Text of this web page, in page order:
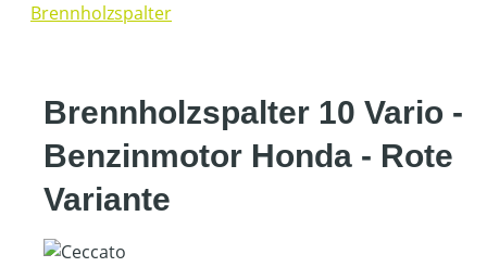
Brennholzspalter
Brennholzspalter 10 Vario -
Benzinmotor Honda - Rote
Variante